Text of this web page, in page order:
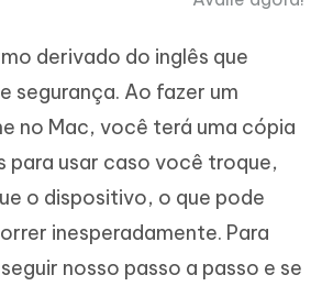
derivado do inglês que
segurança. Ao fazer um
no Mac, você terá uma cópia
para usar caso você troque,
o dispositivo, o que pode
inesperadamente. Para
nosso passo a passo e se